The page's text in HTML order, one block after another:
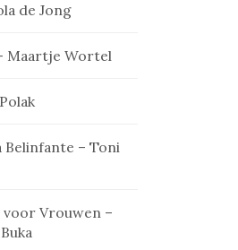
de Jong
Maartje Wortel
Belinfante – Toni
Vrouwen –